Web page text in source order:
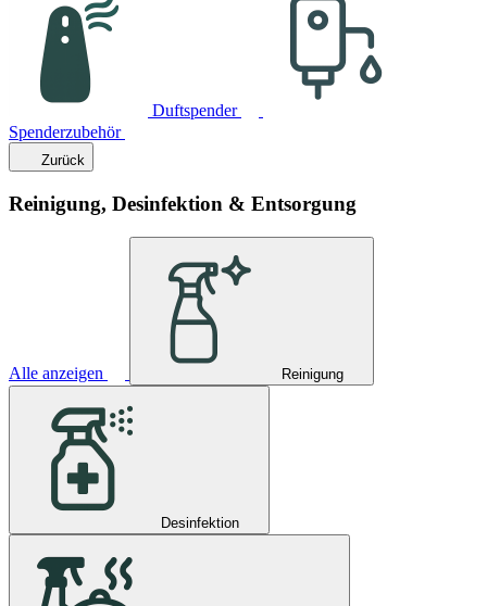
Duftspender
Spenderzubehör
Zurück
Reinigung, Desinfektion & Entsorgung
Alle anzeigen Reinigung
Desinfektion